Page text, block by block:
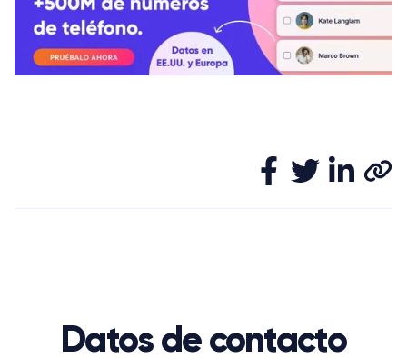
Datos de contacto